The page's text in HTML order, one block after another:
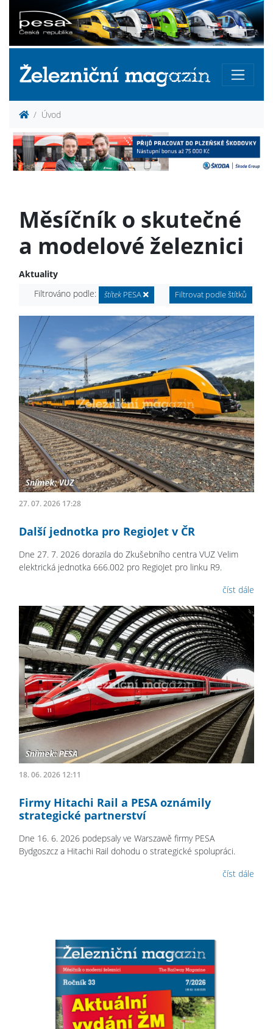
Úvod
Měsíčník o skutečné
a modelové železnici
Aktuality
Filtrováno podle:
štítekPESA Filtrovat podle štítků
27. 07. 2026 17:28
Další jednotka pro RegioJet v ČR
Dne 27. 7. 2026 dorazila do Zkušebního centra VUZ Velim
elektrická jednotka 666.002 pro RegioJet pro linku R9.
číst dále
18. 06. 2026 12:11
Firmy Hitachi Rail a PESA oznámily
strategické partnerství
Dne 16. 6. 2026 podepsaly ve Warszawě firmy PESA
Bydgoszcz a Hitachi Rail dohodu o strategické spolupráci.
číst dále